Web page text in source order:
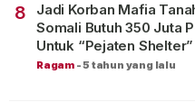
8
Jadi Korban Mafia
Somali Butuh 350 Juta
Untuk “Pejaten Shelter”
Ragam -5 tahun yang lalu